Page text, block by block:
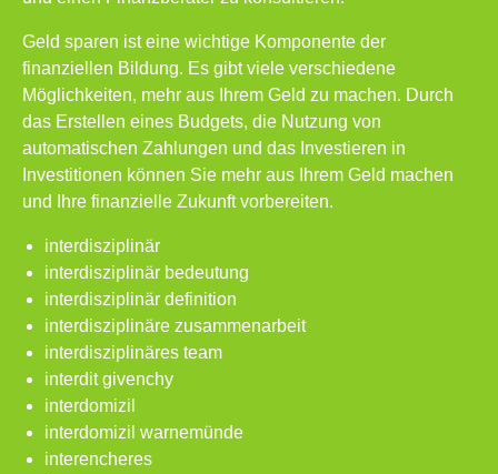
Geld sparen ist eine wichtige Komponente der
finanziellen Bildung. Es gibt viele verschiedene
Möglichkeiten, mehr aus Ihrem Geld zu machen. Durch
das Erstellen eines Budgets, die Nutzung von
automatischen Zahlungen und das Investieren in
Investitionen können Sie mehr aus Ihrem Geld machen
und Ihre finanzielle Zukunft vorbereiten.
interdisziplinär
interdisziplinär bedeutung
interdisziplinär definition
interdisziplinäre zusammenarbeit
interdisziplinäres team
interdit givenchy
interdomizil
interdomizil warnemünde
interencheres